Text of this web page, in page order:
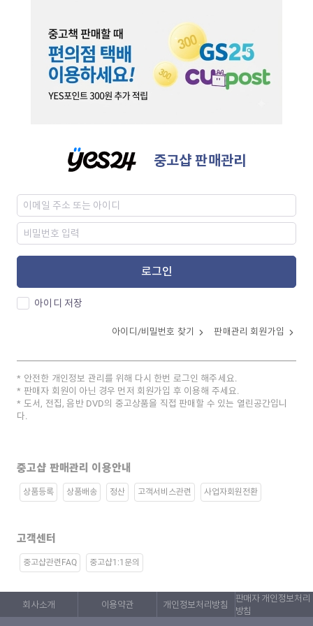
중고샵 판매관리
로그인
아이디 저장
아이디/비밀번호 찾기 판매관리 회원가입
안전한 개인정보 관리를 위해 다시 한번 로그인 해주세요.
판매자 회원이 아닌 경우 먼저 회원가입 후 이용해 주세요.
도서, 전집, 음반 DVD의 중고상품을 직접 판매할 수 있는 열린공간입니
다.
중고샵 판매관리 이용안내
상품등록 상품배송 정산 고객서비스관련 사업자회원전환
고객센터
중고샵관련FAQ 중고샵1:1문의
회사소개 이용약관 개인정보처리방침
판매자 개인정보처리
방침